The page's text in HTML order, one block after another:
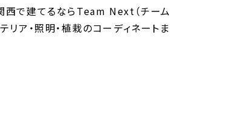
西で建てるならTeam Next（チーム
リア・照明・植栽のコーディネートま